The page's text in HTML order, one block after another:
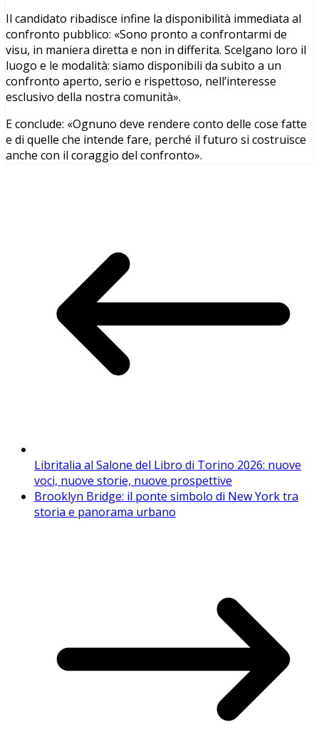
Il candidato ribadisce infine la disponibilità immediata al
confronto pubblico: «Sono pronto a confrontarmi de
visu, in maniera diretta e non in differita. Scelgano loro il
luogo e le modalità: siamo disponibili da subito a un
confronto aperto, serio e rispettoso, nell’interesse
esclusivo della nostra comunità».
E conclude: «Ognuno deve rendere conto delle cose fatte
e di quelle che intende fare, perché il futuro si costruisce
anche con il coraggio del confronto».
Libritalia al Salone del Libro di Torino 2026: nuove
voci, nuove storie, nuove prospettive
Brooklyn Bridge: il ponte simbolo di New York tra
storia e panorama urbano